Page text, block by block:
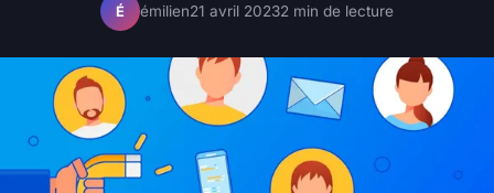
É émilien21 avril 20232 min de lecture